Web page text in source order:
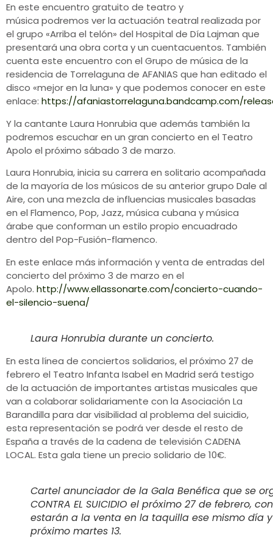
En este encuentro gratuito de teatro y
música podremos ver la actuación teatral realizada por
el grupo «Arriba el telón» del Hospital de Día Lajman que
presentará una obra corta y un cuentacuentos. También
cuenta este encuentro con el Grupo de música de la
residencia de Torrelaguna de AFANIAS que han editado el
disco «mejor en la luna» y que podemos conocer en este
enlace: https://afaniastorrelaguna.bandcamp.com/
Y la cantante Laura Honrubia que además también la
podremos escuchar en un gran concierto en el Teatro
Apolo el próximo sábado 3 de marzo.
Laura Honrubia, inicia su carrera en solitario acompañada
de la mayoría de los músicos de su anterior grupo Dale al
Aire, con una mezcla de influencias musicales basadas
en el Flamenco, Pop, Jazz, música cubana y música
árabe que conforman un estilo propio encuadrado
dentro del Pop-Fusión-flamenco.
En este enlace más información y venta de entradas del
concierto del próximo 3 de marzo en el
Apolo. http://www.ellassonarte.com/concierto-cuando-
el-silencio-suena/
Laura Honrubia durante un concierto.
En esta línea de conciertos solidarios, el próximo 27 de
febrero el Teatro Infanta Isabel en Madrid será testigo
de la actuación de importantes artistas musicales que
van a colaborar solidariamente con la Asociación La
Barandilla para dar visibilidad al problema del suicidio,
esta representación se podrá ver desde el resto de
España a través de la cadena de televisión CADENA
LOCAL. Esta gala tiene un precio solidario de 10€.
Cartel anunciador de la Gala Benéfica que se
CONTRA EL SUICIDIO el próximo 27 de febrero,
estarán a la venta en la taquilla ese mismo día
próximo martes 13.